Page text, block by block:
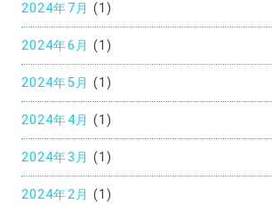
2024年7月 (1)
2024年6月 (1)
2024年5月 (1)
2024年4月 (1)
2024年3月 (1)
2024年2月 (1)